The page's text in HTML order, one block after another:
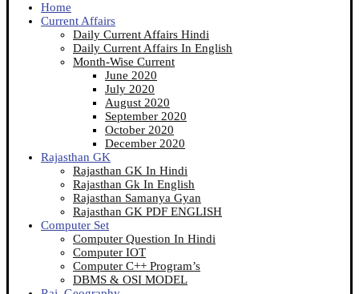
Home
Current Affairs
Daily Current Affairs Hindi
Daily Current Affairs In English
Month-Wise Current
June 2020
July 2020
August 2020
September 2020
October 2020
December 2020
Rajasthan GK
Rajasthan GK In Hindi
Rajasthan Gk In English
Rajasthan Samanya Gyan
Rajasthan GK PDF ENGLISH
Computer Set
Computer Question In Hindi
Computer IOT
Computer C++ Program’s
DBMS & OSI MODEL